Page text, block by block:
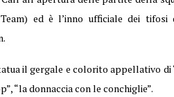
ed è l’inno ufficiale dei tifosi
il gergale e colorito appellativo
“la donnaccia con le conchiglie”.